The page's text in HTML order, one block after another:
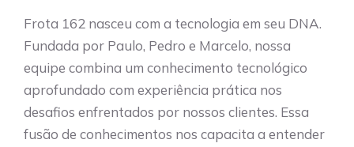
Frota 162 nasceu com a tecnologia em seu DNA.
Fundada por Paulo, Pedro e Marcelo, nossa
equipe combina um conhecimento tecnológico
aprofundado com experiência prática nos
desafios enfrentados por nossos clientes. Essa
fusão de conhecimentos nos capacita a entender